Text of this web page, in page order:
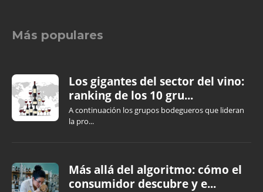
Más populares
Los gigantes del sector del vino:
ranking de los 10 gru...
A continuación los grupos bodegueros que lideran
la pro...
Más allá del algoritmo: cómo el
consumidor descubre y e...